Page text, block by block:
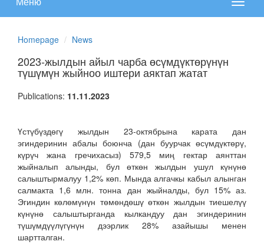
меню
Homepage News
2023-жылдын айыл чарба өсүмдүктөрүнүн
түшүмүн жыйноо иштери аяктап жатат
Publications: 11.11.2023
Үстүбүздөгү жылдын 23-октябрына карата дан
эгиндеринин абалы боюнча (дан буурчак өсүмдүктөрү,
күрүч жана гречихасыз) 579,5 миң гектар аянттан
жыйналып алынды, бул өткөн жылдын ушул күнүнө
салыштырмалуу 1,2% көп. Мында алгачкы кабыл алынган
салмакта 1,6 млн. тонна дан жыйналды, бул 15% аз.
Эгиндин көлөмүнүн төмөндөшү өткөн жылдын тиешелүү
күнүнө салыштырганда кылкандуу дан эгиндеринин
түшүмдүүлүгүнүн дээрлик 28% азайышы менен
шартталган.